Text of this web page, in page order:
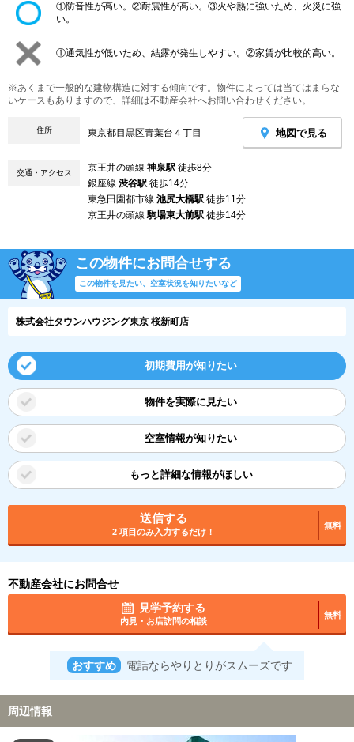
①防音性が高い。②耐震性が高い。③火や熱に強いため、火災に強
い。
①通気性が低いため、結露が発生しやすい。②家賃が比較的高い。
※あくまで一般的な建物構造に対する傾向です。物件によっては当てはまらな
いケースもありますので、詳細は不動産会社へお問い合わせください。
住所 東京都目黒区青葉台４丁目 地図で見る
交通・アクセス 京王井の頭線 神泉駅 徒歩8分
銀座線 渋谷駅 徒歩14分
東急田園都市線 池尻大橋駅 徒歩11分
京王井の頭線 駒場東大前駅 徒歩14分
この物件にお問合せする
この物件を見たい、空室状況を知りたいなど
株式会社タウンハウジング東京 桜新町店
初期費用が知りたい
物件を実際に見たい
空室情報が知りたい
もっと詳細な情報がほしい
送信する
2 項目のみ入力するだけ！
無料
不動産会社にお問合せ
見学予約する
内見・お店訪問の相談
無料
おすすめ 電話ならやりとりがスムーズです
周辺情報